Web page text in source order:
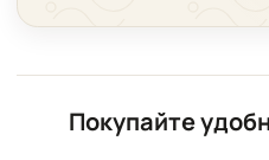
Покупайте